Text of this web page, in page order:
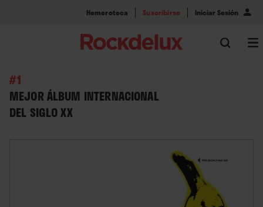
Hemeroteca Suscribirse Iniciar Sesión
#1
MEJOR ÁLBUM INTERNACIONAL
DEL SIGLO XX